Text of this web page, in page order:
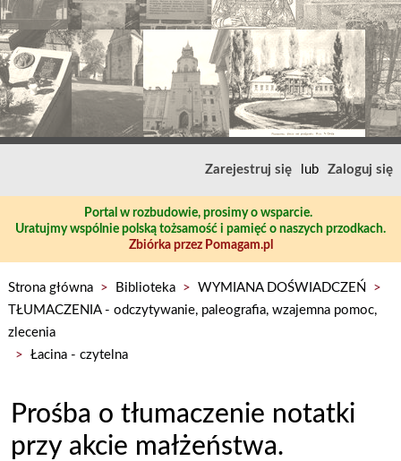
Zarejestruj się lub Zaloguj się
Portal w rozbudowie, prosimy o wsparcie.
Uratujmy wspólnie polską tożsamość i pamięć o naszych przodkach.
Zbiórka przez Pomagam.pl
Strona główna > Biblioteka > WYMIANA DOŚWIADCZEŃ
>
TŁUMACZENIA - odczytywanie, paleografia, wzajemna pomoc,
zlecenia
> Łacina - czytelna
Prośba o tłumaczenie notatki
przy akcie małżeństwa.